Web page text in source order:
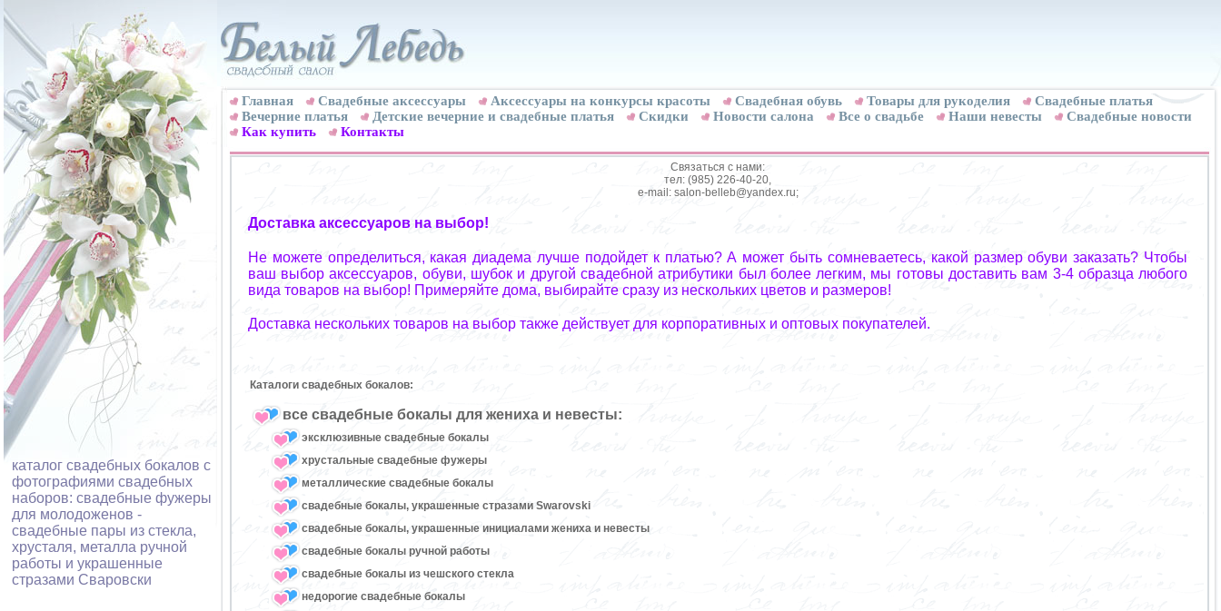
каталог свадебных бокалов с
фотографиями свадебных
наборов: свадебные фужеры
для молодоженов -
свадебные пары из стекла,
хрусталя, металла ручной
работы и украшенные
стразами Сваровски
Главная Свадебные аксессуары Аксессуары на конкурсы красоты Свадебная обувь Товары для рукоделия
Cвадебные платья
Вечерние платья
Детские вечерние и свадебные платья Скидки Новости салона Все о свадьбе Наши невесты
Свадебные новости
Как купить
Контакты
Связаться с нами:
тел: (985) 226-40-20,
e-mail: salon-belleb@yandex.ru;
Доставка аксессуаров на выбор!
Не можете определиться, какая диадема лучше подойдет к платью? А может быть сомневаетесь, какой размер обуви заказать? Чтобы
ваш выбор аксессуаров, обуви, шубок и другой свадебной атрибутики был более легким, мы готовы доставить вам 3-4 образца любого
вида товаров на выбор! Примеряйте дома, выбирайте сразу из нескольких цветов и размеров!
Доставка нескольких товаров на выбор также действует для корпоративных и оптовых покупателей.
Каталоги свадебных бокалов:
все свадебные бокалы для жениха и невесты:
эксклюзивные свадебные бокалы
хрустальные свадебные фужеры
металлические свадебные бокалы
свадебные бокалы, украшенные стразами Swarovski
свадебные бокалы, украшенные инициалами жениха и невесты
свадебные бокалы ручной работы
свадебные бокалы из чешского стекла
недорогие свадебные бокалы